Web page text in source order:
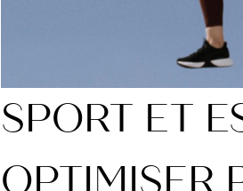
SPORT ET
OPTIMISER